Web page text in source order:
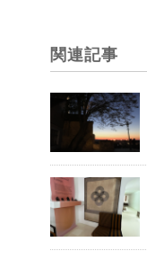
関連記事